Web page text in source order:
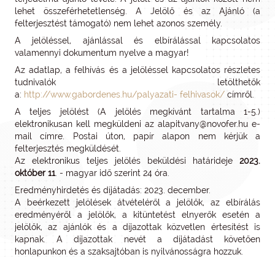
lehet összeférhetetlenség. A Jelölő és az Ajánló (a
felterjesztést támogató) nem lehet azonos személy.
A jelöléssel, ajánlással és elbírálással kapcsolatos
valamennyi dokumentum nyelve a magyar!
Az adatlap, a felhívás és a jelöléssel kapcsolatos részletes
tudnivalók letölthetők
a: http://www.gabordenes.hu/palyazati- felhivasok/ címről.
A teljes jelölést (A jelölés megkívánt tartalma 1-5.)
elektronikusan kell megküldeni az alapitvany@novofer.hu e-
mail címre. Postai úton, papír alapon nem kérjük a
felterjesztés megküldését.
Az elektronikus teljes jelölés beküldési határideje 2023.
október 11. - magyar idő szerint 24 óra.
Eredményhirdetés és díjátadás: 2023. december.
A beérkezett jelölések átvételéről a jelölők, az elbírálás
eredményéről a jelölők, a kitüntetést elnyerők esetén a
jelölők, az ajánlók és a díjazottak közvetlen értesítést is
kapnak. A díjazottak nevét a díjátadást követően
honlapunkon és a szaksajtóban is nyilvánosságra hozzuk.